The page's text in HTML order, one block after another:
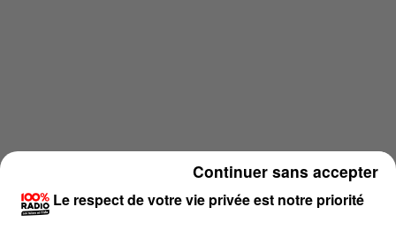
Le respect de votre vie privée est notre priorité
Continuer sans accepter